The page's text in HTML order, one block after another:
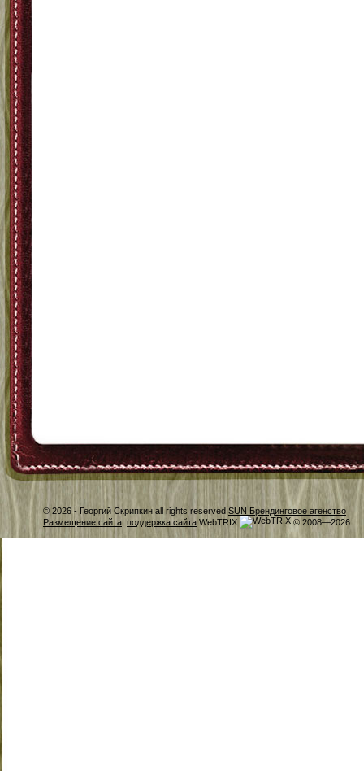
© 2026 - Георгий Скрипкин all rights reserved SUN Брендинговое агенство
Размещение сайта, поддержка сайта WebTRIX © 2008—2026